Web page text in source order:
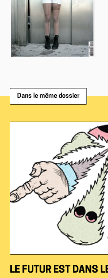
Dans le même dossier
LE FUTUR EST DANS